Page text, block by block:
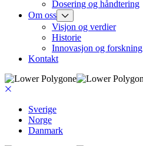
Dosering og håndtering
Om oss
Visjon og verdier
Historie
Innovasjon og forskning
Kontakt
Sverige
Norge
Danmark